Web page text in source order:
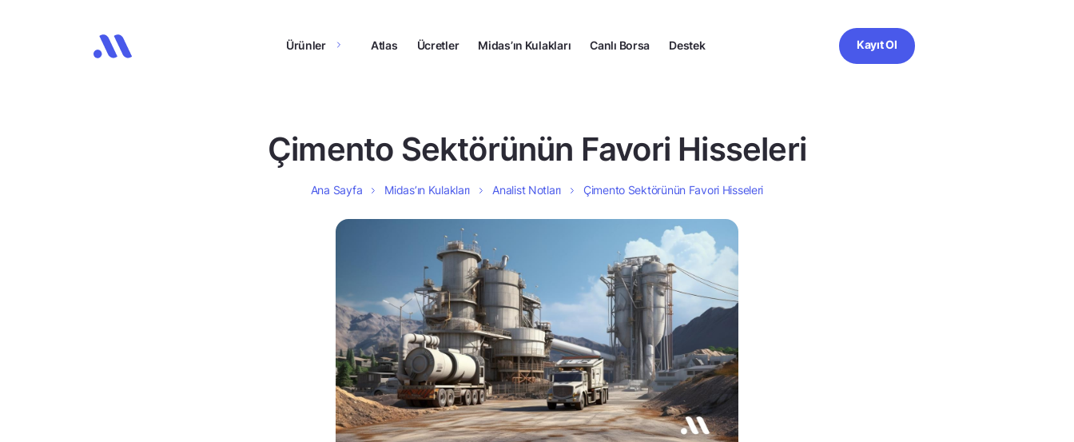
Ürünler Atlas Ücretler Midas’ın Kulakları Canlı Borsa Destek Kayıt Ol
Çimento Sektörünün Favori Hisseleri
Ana Sayfa Midas’ın Kulakları Analist Notları Çimento Sektörünün Favori Hisseleri